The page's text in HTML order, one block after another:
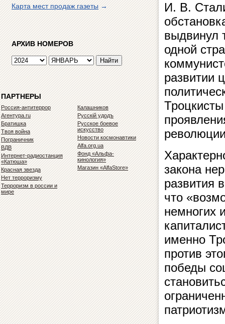
Карта мест продаж газеты→
АРХИВ НОМЕРОВ
ПАРТНЕРЫ
Россия-антитеррор
Агентура.ru
Братишка
Твоя война
Пограничник
ВДВ
Интернет-радиостанция
«Катюша»
Красная звезда
Нет терроризму
Терроризм в россии и
мире
Калашников
Русскiй удодъ
Русское боевое
искусство
Новости космонавтики
Alfa.org.ua
Фонд «Альфа-
кинология»
Магазин «AlfaStore»
И. В.
выдвинул
одной
развитии
закона
развития
что
немногих
именно
против
победы